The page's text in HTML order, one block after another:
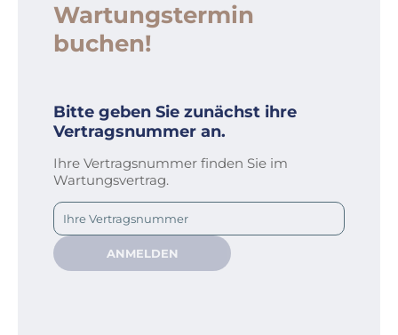
Wartungstermin
buchen!
Bitte geben Sie zunächst ihre
Vertragsnummer an.
Ihre Vertragsnummer finden Sie im
Wartungsvertrag.
ANMELDEN